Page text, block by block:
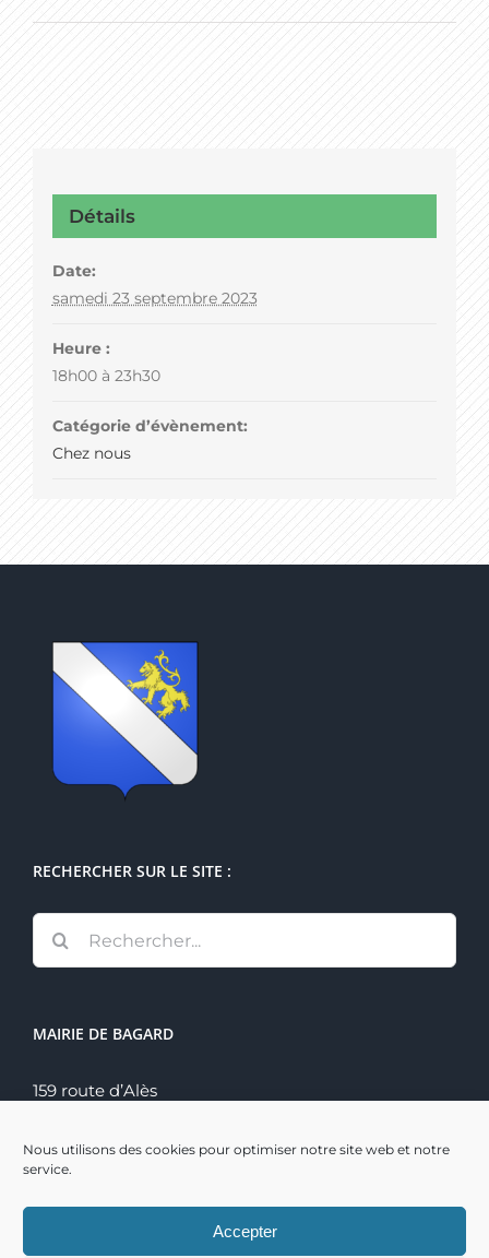
Nous utilisons des cookies pour optimiser notre site web et notre
service.
Accepter
Détails
Date:
samedi 23 septembre 2023
Heure :
18h00 à 23h30
Catégorie d’évènement:
Chez nous
RECHERCHER SUR LE SITE :
MAIRIE DE BAGARD
159 route d’Alès
Tél. : 04 66 60 70 22